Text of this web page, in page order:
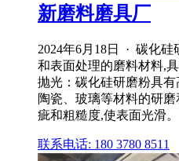
新磨料磨具厂
2024年6月18日 · 碳化
和表面处理的磨料材料,
抛光：碳化硅研磨粉具有
陶瓷、玻璃等材料的研
疵和粗糙度,使表面光滑。
联系电话: 180 3780 8511